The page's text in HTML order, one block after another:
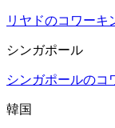
リヤドのコワーキ
シンガポール
シンガポールのコ
韓国